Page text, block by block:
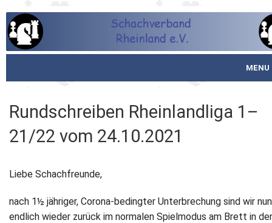
MENU
Schachjugend
Meistertafel
Rundschreiben Rheinlandliga 1–
21/22 vom 24.10.2021
Liebe Schachfreunde,
nach 1½ jähriger, Corona-bedingter Unterbrechung sind wir nun
endlich wieder zurück im normalen Spielmodus am Brett in der